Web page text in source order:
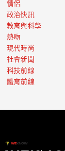
情侶
政治快訊
教育與科學
熱吻
現代時尚
社會新聞
科技前線
體育前線